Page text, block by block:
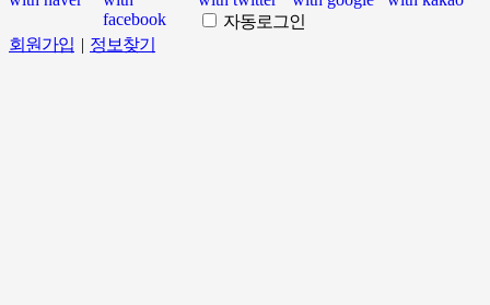
자동로그인
회원가입 | 정보찾기